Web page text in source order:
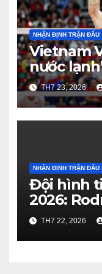
NHẬN ĐỊNH TRẬN ĐẤU
Vietnam
nước
dẫn 2-0
đầy tiếc
TH7 23, 2026
NHẬN ĐỊNH TRẬN ĐẤU
Đội hình
2026:
Haaland
gây bất
TH7 22, 2026